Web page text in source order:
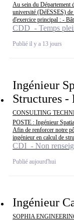
Au sein du Département
université (DéESSES)
d'exercice principal : -
CDD - Temps
Publié il y a 13 jours
Ingénieur
Structures -
CONSULTING
POSTE : Ingénieur
Afin de renforcer notre
ingénieur en calcul de
CDI - Non
Publié aujourd'hui
Ingénieur
SOPHIA